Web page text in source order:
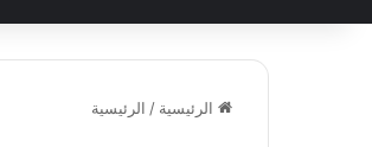
الرئيسية / الرئيسية